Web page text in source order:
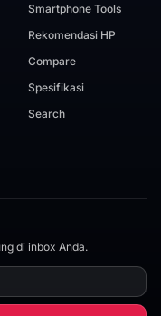
Smartphone Tools
Rekomendasi HP
Compare
Spesifikasi
Search
di inbox Anda.